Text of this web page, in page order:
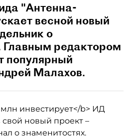
"Антенна-
весной новый
о
Главным редактором
популярный
Малахов.
инвестирует</b> ИД
новый проект –
о знаменитостях.